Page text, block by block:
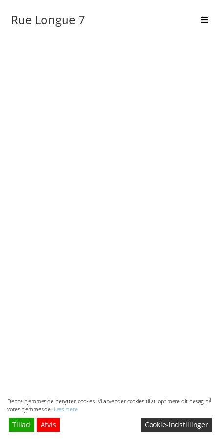
Rue Longue 7
Denne hjemmeside benytter cookies. Vi anvender cookies til at optimere dit besøg på
vores hjemmeside. Læs mere
Tillad Afvis Cookie-indstillinger